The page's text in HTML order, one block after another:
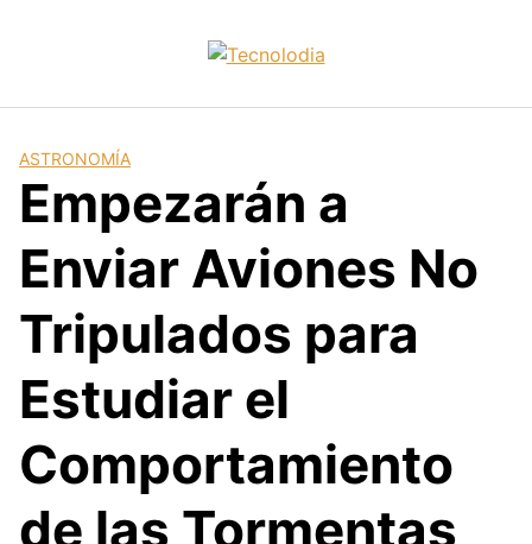
ASTRONOMÍA
Empezarán a
Enviar Aviones No
Tripulados para
Estudiar el
Comportamiento
de las Tormentas